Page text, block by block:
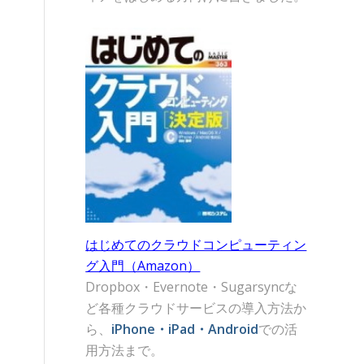
はじめてのクラウドコンピューティン
グ入門（Amazon）
Dropbox・Evernote・Sugarsyncな
ど各種クラウドサービスの導入方法か
ら、 iPhone・iPad・Androidでの活
用方法まで。